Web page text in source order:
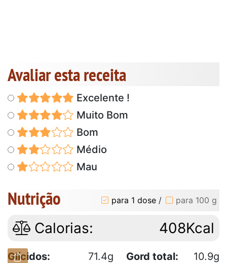
Avaliar esta receita
Excelente !
Muito Bom
Bom
Médio
Mau
Nutrição para 1 dose / para 100 g
Calorias: 408Kcal
Glícidos: 71.4g Gord total:
10.9g